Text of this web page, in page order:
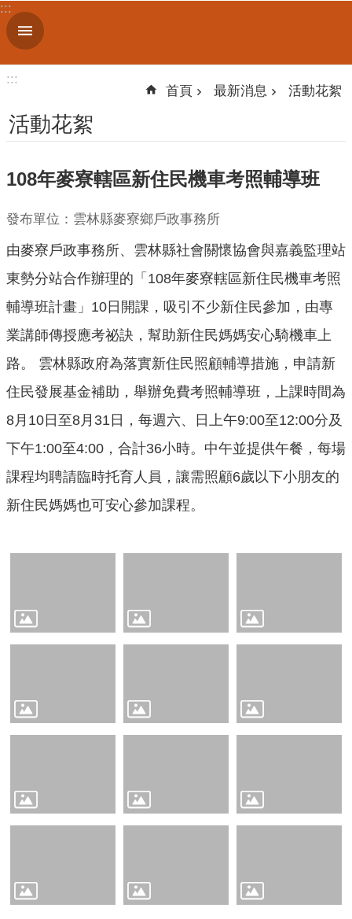
跳到主要內容區塊
進
階
關
介
便
民
服
務
人
口
計
新
消
息
公
開
資
民
意
交
相
關
連
:::
:::
首頁 最新消息 活動花絮
活動花絮
108年麥寮轄區新住民機車考照輔導班
發布單位：雲林縣麥寮鄉戶政事務所
由麥寮戶政事務所、雲林縣社會關懷協會與嘉義監理站
東勢分站合作辦理的「108年麥寮轄區新住民機車考照
輔導班計畫」10日開課，吸引不少新住民參加，由專
業講師傳授應考祕訣，幫助新住民媽媽安心騎機車上
路。 雲林縣政府為落實新住民照顧輔導措施，申請新
住民發展基金補助，舉辦免費考照輔導班，上課時間為
8月10日至8月31日，每週六、日上午9:00至12:00分及
下午1:00至4:00，合計36小時。中午並提供午餐，每場
課程均聘請臨時托育人員，讓需照顧6歲以下小朋友的
新住民媽媽也可安心參加課程。